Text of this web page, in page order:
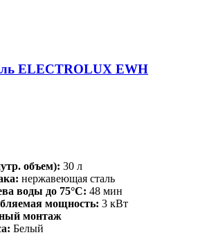
ELECTROLUX EWH
объем): 30 л
нержавеющая сталь
воды до 75°С: 48 мин
мощность: 3 кВт
монтаж
Белый